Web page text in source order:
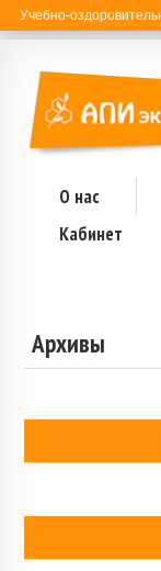
Учебно-
О нас
Кабинет
Архивы